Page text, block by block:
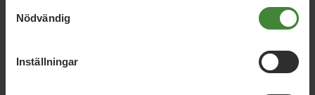
Nödvändig
Inställningar
Camilla Nordahl
Caroline Hellström
Dolores Öhman
Elisabet